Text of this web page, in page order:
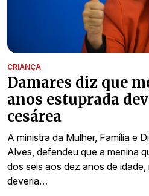
CRIANÇA
Damares diz que
anos estuprada
cesárea
A ministra da Mulher, Família e
Alves, defendeu que a menina
dos seis aos dez anos de
deveria…